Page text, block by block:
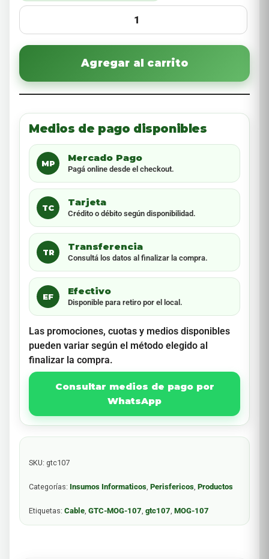
Agregar al carrito
Medios de pago disponibles
MP
Mercado Pago
Pagá online desde el checkout.
TC
Tarjeta
Crédito o débito según disponibilidad.
TR
Transferencia
Consultá los datos al finalizar la compra.
EF
Efectivo
Disponible para retiro por el local.
Las promociones, cuotas y medios disponibles
pueden variar según el método elegido al
finalizar la compra.
Consultar medios de pago por
WhatsApp
SKU: gtc107
Categorías: Insumos Informaticos, Perisfericos, Productos
Etiquetas: Cable, GTC-MOG-107, gtc107, MOG-107